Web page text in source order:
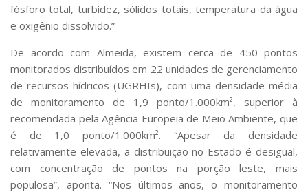
fósforo total, turbidez, sólidos totais, temperatura da água
e oxigênio dissolvido.”
De acordo com Almeida, existem cerca de 450 pontos
monitorados distribuídos em 22 unidades de gerenciamento
de recursos hídricos (UGRHIs), com uma densidade média
de monitoramento de 1,9 ponto/1.000km², superior à
recomendada pela Agência Europeia de Meio Ambiente, que
é de 1,0 ponto/1.000km². “Apesar da densidade
relativamente elevada, a distribuição no Estado é desigual,
com concentração de pontos na porção leste, mais
populosa”, aponta. “Nos últimos anos, o monitoramento